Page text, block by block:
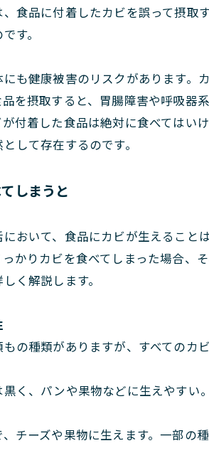
、食品に付着したカビを誤って摂
す。
も健康被害のリスクがあります
を摂取すると、胃腸障害や呼吸器
が付着した食品は絶対に食べては
して存在するのです。
しまうと
おいて、食品にカビが生えること
かりカビを食べてしまった場合、
く解説します。
の種類がありますが、すべての
黒く、パンや果物などに生えやすい
、チーズや果物に生えます。一部の